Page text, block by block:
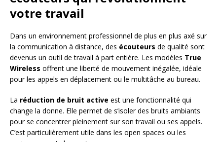
votre travail
Dans un environnement professionnel de plus en plus axé sur
la communication à distance, des écouteurs de qualité sont
devenus un outil de travail à part entière. Les modèles True
Wireless offrent une liberté de mouvement inégalée, idéale
pour les appels en déplacement ou le multitâche au bureau.
La réduction de bruit active est une fonctionnalité qui
change la donne. Elle permet de s’isoler des bruits ambiants
pour se concentrer pleinement sur son travail ou ses appels.
C’est particulièrement utile dans les open spaces ou les